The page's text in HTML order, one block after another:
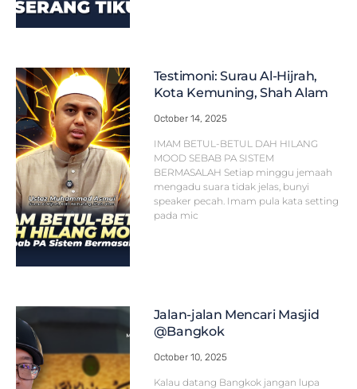
Testimoni: Surau Al-Hijrah,
Kota Kemuning, Shah Alam
October 14, 2025
IMAM BETUL-BETUL DAH HILANG
MOOD SEBAB PA SISTEM
BERMASALAH Setiap minggu jemaah
mengadu suara tidak jelas, bunyi
speaker pecah. Imam pula kata setting
pada mic
Jalan-jalan Mencari Masjid
@Bangkok
October 10, 2025
Kalau datang Bangkok jangan lupa